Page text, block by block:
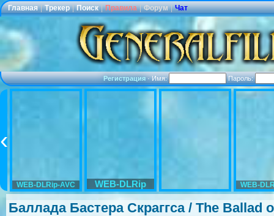
Главная | Трекер | Поиск | Правила | Форум | Чат
Регистрация·Имя: Пароль:
WEB-DLRip-AVC WEB-DLRip WEB-
Баллада Бастера Скраггса / The Ballad